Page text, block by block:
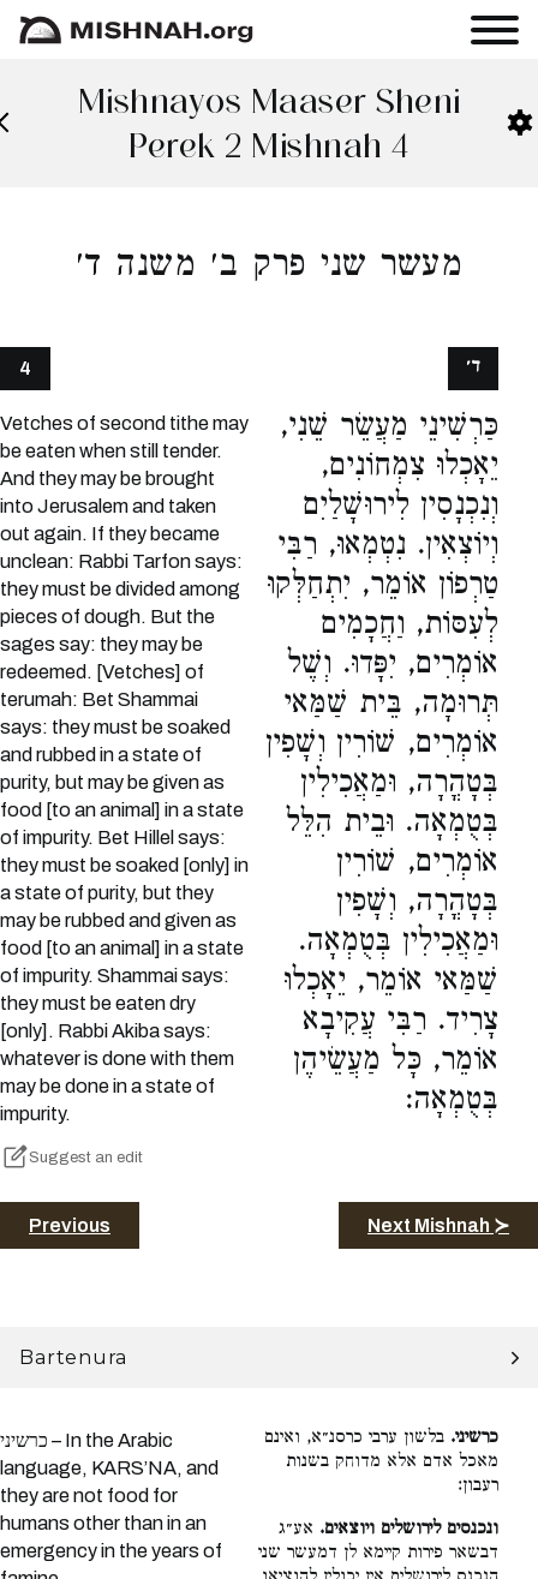
Mishnayos Maaser Sheni
Perek 2 Mishnah 4
מעשר שני פרק ב׳ משנה ד׳
4
Vetches of second tithe may
be eaten when still tender.
And they may be brought
into Jerusalem and taken
out again. If they became
unclean: Rabbi Tarfon says:
they must be divided among
pieces of dough. But the
sages say: they may be
redeemed. [Vetches] of
terumah: Bet Shammai
says: they must be soaked
and rubbed in a state of
purity, but may be given as
food [to an animal] in a state
of impurity. Bet Hillel says:
they must be soaked [only] in
a state of purity, but they
may be rubbed and given as
food [to an animal] in a state
of impurity. Shammai says:
they must be eaten dry
[only]. Rabbi Akiba says:
whatever is done with them
may be done in a state of
impurity.
Suggest an edit
כַּרְשִׁינֵי מַעֲשֵׂר שֵׁנִי,
יֵאָכְלוּ צִמְחוֹנִים,
וְנִכְנָסִין לִירוּשָׁלַיִם
וְיוֹצְאִין. נִטְמְאוּ, רַבִּי
טַרְפוֹן אוֹמֵר, יִתְחַלְּקוּ
לְעִסּוֹת, וַחֲכָמִים
אוֹמְרִים, יִפָּדוּ. וְשֶׁל
תְּרוּמָה, בֵּית שַׁמַּאי
אוֹמְרִים, שׁוֹרִין וְשָׁפִין
בְּטָהֳרָה, וּמַאֲכִילִין
בְּטֻמְאָה. וּבֵית הִלֵּל
אוֹמְרִים, שׁוֹרִין
בְּטָהֳרָה, וְשָׁפִין
וּמַאֲכִילִין בְּטֻמְאָה.
שַׁמַּאי אוֹמֵר, יֵאָכְלוּ
צָרִיד. רַבִּי עֲקִיבָא
אוֹמֵר, כָּל מַעֲשֵׂיהֶן
בְּטֻמְאָה:
ד׳
Previous Next Mishnah ≻
Bartenura
כרשיני – In the Arabic
language, KARS’NA, and
they are not food for
humans other than in an
emergency in the years of
כרשיני. בלשון ערבי כרסנ״א, ואינם
מאכל אדם אלא מדוחק בשנות
רעבון:
ונכנסים לירושלים ויוצאים. אע״ג
דבשאר פירות קיימא לן דמעשר שני